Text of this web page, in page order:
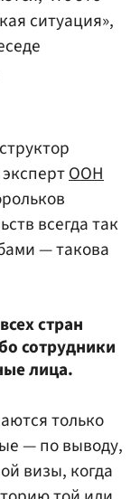
ситуация»,
ООН
всегда так
— такова
стран
сотрудники
лица.
только
— по выводу,
визы, когда